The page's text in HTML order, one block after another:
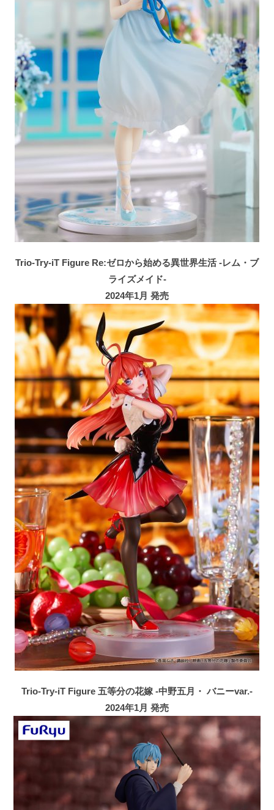
Trio-Try-iT Figure Re:ゼロから始める異世界生活 -レム・ブ
ライズメイド-
2024年1月 発売
Trio-Try-iT Figure 五等分の花嫁 -中野五月・ バニーvar.-
2024年1月 発売